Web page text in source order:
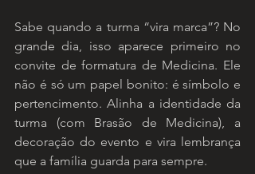
Sabe quando a turma “vira marca”? No
grande dia, isso aparece primeiro no
convite de formatura de Medicina. Ele
não é só um papel bonito: é símbolo e
pertencimento. Alinha a identidade da
turma (com Brasão de Medicina), a
decoração do evento e vira lembrança
que a família guarda para sempre.